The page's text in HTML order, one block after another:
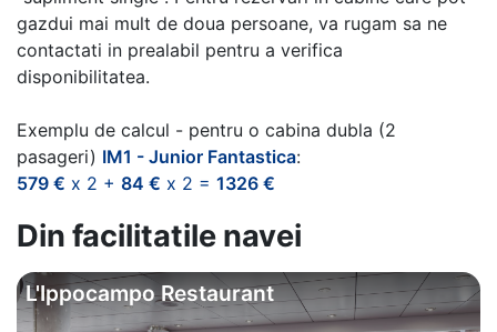
gazdui mai mult de doua persoane, va rugam sa ne
contactati in prealabil pentru a verifica
disponibilitatea.
Exemplu de calcul - pentru o cabina dubla (2
pasageri) IM1 - Junior Fantastica:
579 € x 2 + 84 € x 2 = 1326 €
Din facilitatile navei
L'Ippocampo Restaurant